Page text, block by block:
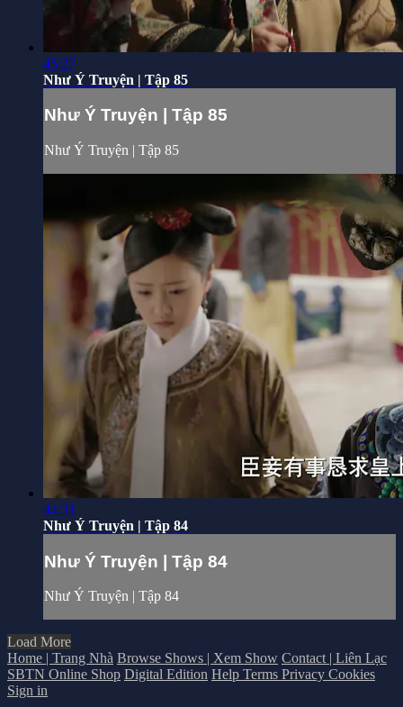
45:27
Như Ý Truyện | Tập 85
Như Ý Truyện | Tập 85
Như Ý Truyện | Tập 85
44:31
Như Ý Truyện | Tập 84
Như Ý Truyện | Tập 84
Như Ý Truyện | Tập 84
Load More
Home | Trang Nhà Browse Shows | Xem Show Contact | Liên Lạc
SBTN Online Shop Digital Edition Help Terms Privacy Cookies
Sign in